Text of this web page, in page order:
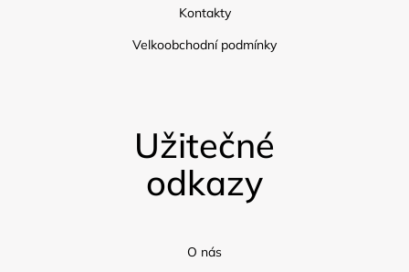
Kontakty
Velkoobchodní podmínky
Užitečné
odkazy
O nás